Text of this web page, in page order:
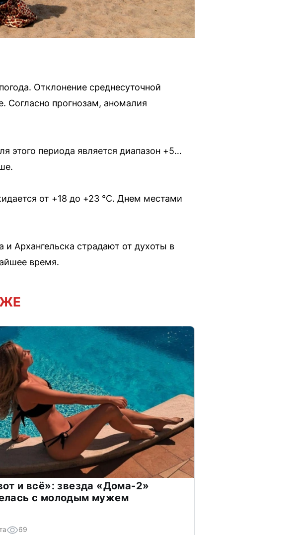
Отклонение среднесуточной
Согласно прогнозам, аномалия
этого периода является диапазон +5…
от +18 до +23 °С. Днем местами
Архангельска страдают от духоты в
время.
и всё»: звезда «Дома-2»
с молодым мужем
69